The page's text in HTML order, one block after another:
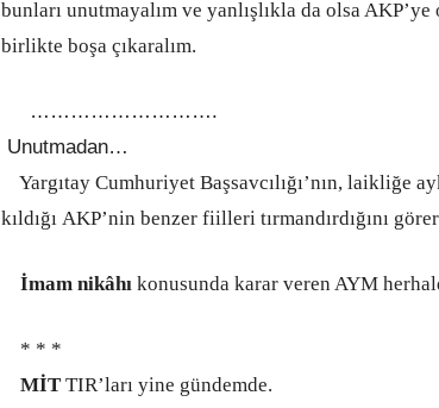
bunları unutmayalım ve yanlışlıkla da olsa
birlikte boşa çıkaralım.
……………………….
Unutmadan…
Yargıtay Cumhuriyet Başsavcılığı’nın, laikliğe
kıldığı AKP’nin benzer fiilleri tırmandırdığını
İmam nikâhı konusunda karar veren AYM
* * *
MİT TIR’ları yine gündemde.